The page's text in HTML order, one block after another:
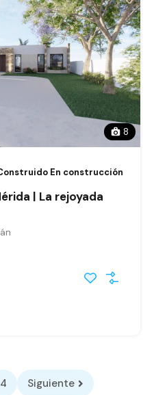
8
En construcción
| La rejoyada
4 Siguiente